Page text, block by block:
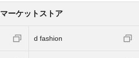
ーケットストア
d fashion